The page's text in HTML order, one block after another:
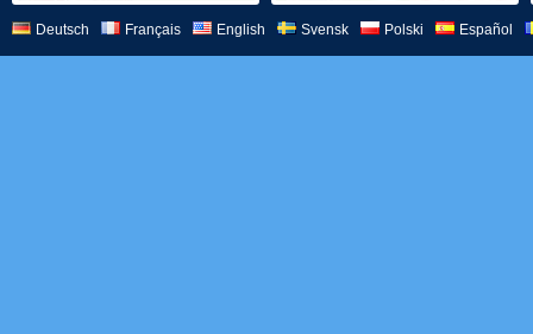
Deutsch Français English Svensk Polski Español